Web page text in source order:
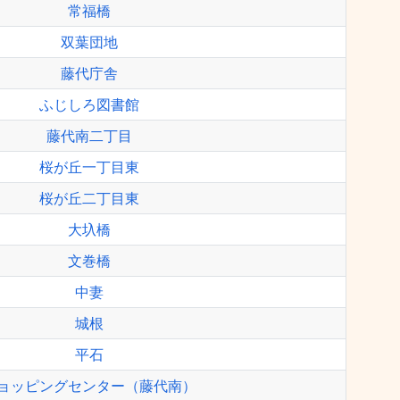
常福橋
双葉団地
藤代庁舎
ふじしろ図書館
藤代南二丁目
桜が丘一丁目東
桜が丘二丁目東
大圦橋
文巻橋
中妻
城根
平石
ッピングセンター（藤代南）